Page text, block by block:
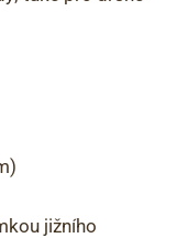
jižního